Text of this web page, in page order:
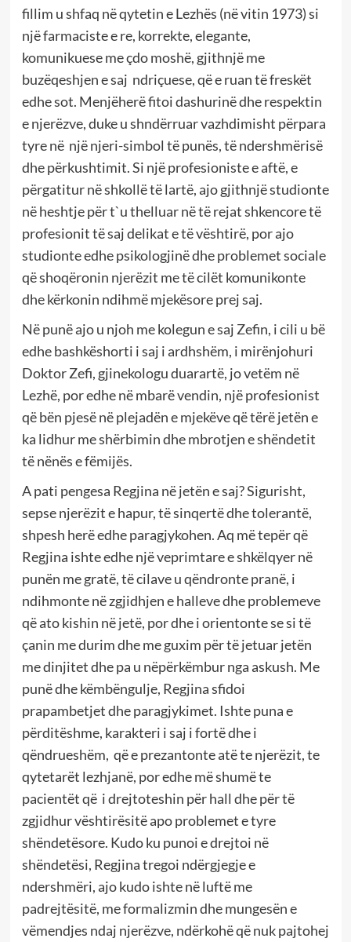
fillim u shfaq në qytetin e Lezhës (në vitin 1973) si
një farmaciste e re, korrekte, elegante,
komunikuese me çdo moshë, gjithnjë me
buzëqeshjen e saj ndriçuese, që e ruan të freskët
edhe sot. Menjëherë fitoi dashurinë dhe respektin
e njerëzve, duke u shndërruar vazhdimisht përpara
tyre në një njeri-simbol të punës, të ndershmërisë
dhe përkushtimit. Si një profesioniste e aftë, e
përgatitur në shkollë të lartë, ajo gjithnjë studionte
në heshtje për t`u thelluar në të rejat shkencore të
profesionit të saj delikat e të vështirë, por ajo
studionte edhe psikologjinë dhe problemet sociale
që shoqëronin njerëzit me të cilët komunikonte
dhe kërkonin ndihmë mjekësore prej saj.
Në punë ajo u njoh me kolegun e saj Zefin, i cili u bë
edhe bashkëshorti i saj i ardhshëm, i mirënjohuri
Doktor Zefi, gjinekologu duarartë, jo vetëm në
Lezhë, por edhe në mbarë vendin, një profesionist
që bën pjesë në plejadën e mjekëve që tërë jetën e
ka lidhur me shërbimin dhe mbrotjen e shëndetit
të nënës e fëmijës.
A pati pengesa Regjina në jetën e saj? Sigurisht,
sepse njerëzit e hapur, të sinqertë dhe tolerantë,
shpesh herë edhe paragjykohen. Aq më tepër që
Regjina ishte edhe një veprimtare e shkëlqyer në
punën me gratë, të cilave u qëndronte pranë, i
ndihmonte në zgjidhjen e halleve dhe problemeve
që ato kishin në jetë, por dhe i orientonte se si të
çanin me durim dhe me guxim për të jetuar jetën
me dinjitet dhe pa u nëpërkëmbur nga askush. Me
punë dhe këmbëngulje, Regjina sfidoi
prapambetjet dhe paragjykimet. Ishte puna e
përditëshme, karakteri i saj i fortë dhe i
qëndrueshëm, që e prezantonte atë te njerëzit, te
qytetarët lezhjanë, por edhe më shumë te
pacientët që i drejtoteshin për hall dhe për të
zgjidhur vështirësitë apo problemet e tyre
shëndetësore. Kudo ku punoi e drejtoi në
shëndetësi, Regjina tregoi ndërgjegje e
ndershmëri, ajo kudo ishte në luftë me
padrejtësitë, me formalizmin dhe mungesën e
vëmendjes ndaj njerëzve, ndërkohë që nuk pajtohej